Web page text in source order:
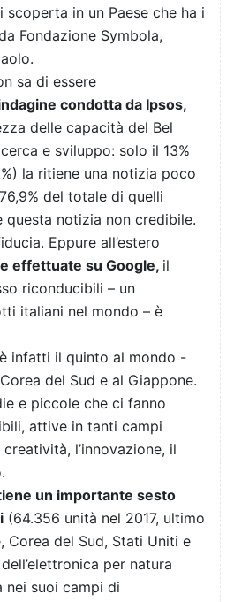
scoperta in un Paese che ha i
Fondazione Symbola,
sa di essere
condotta da Ipsos,
delle capacità del Bel
e sviluppo: solo il 13%
la ritiene una notizia poco
del totale di quelli
notizia non credibile.
Eppure all’estero
effettuate su Google, il
riconducibili – un
italiani nel mondo – è
infatti il quinto al mondo -
del Sud e al Giappone.
e piccole che ci fanno
attive in tanti campi
l’innovazione, il
un importante sesto
(64.356 unità nel 2017, ultimo
Corea del Sud, Stati Uniti e
per natura
nei suoi campi di